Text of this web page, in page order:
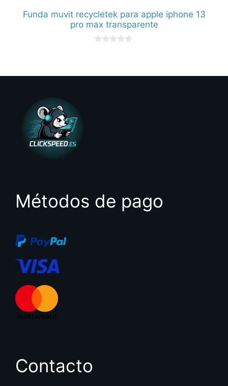
Funda muvit recycletek para apple iphone 13
pro max transparente
Métodos de pago
Contacto